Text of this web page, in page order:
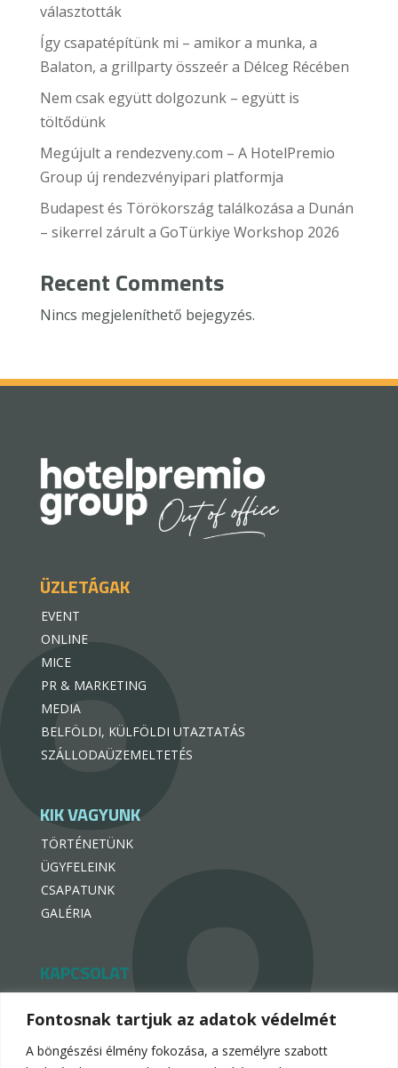
Fontosnak tartjuk az adatok védelmét
A böngészési élmény fokozása, a személyre szabott
választották
Így csapatépítünk mi – amikor a munka, a
Balaton, a grillparty összeér a Délceg Récében
Nem csak együtt dolgozunk – együtt is
töltődünk
Megújult a rendezveny.com – A HotelPremio
Group új rendezvényipari platformja
Budapest és Törökország találkozása a Dunán
– sikerrel zárult a GoTürkiye Workshop 2026
Recent Comments
Nincs megjeleníthető bejegyzés.
ÜZLETÁGAK
EVENT
ONLINE
MICE
PR & MARKETING
MEDIA
BELFÖLDI, KÜLFÖLDI UTAZTATÁS
SZÁLLODAÜZEMELTETÉS
KIK VAGYUNK
TÖRTÉNETÜNK
ÜGYFELEINK
CSAPATUNK
GALÉRIA
KAPCSOLAT